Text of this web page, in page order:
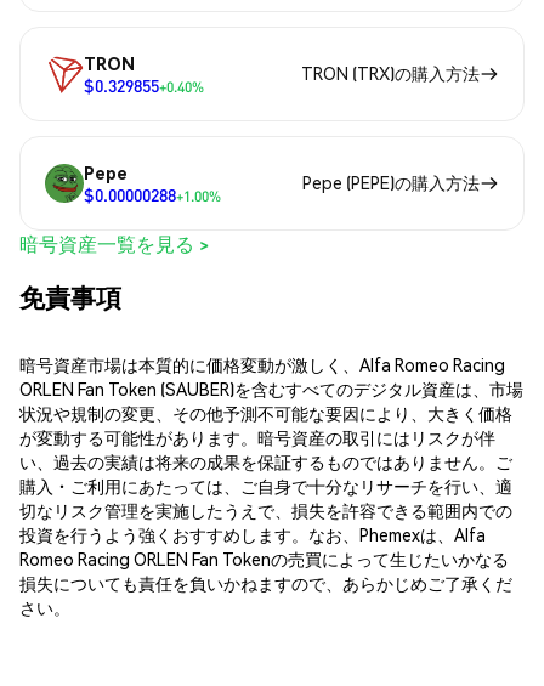
TRON
$0.329855+0.40%
TRON (TRX)の購入方法
Pepe
$0.00000288+1.00%
Pepe (PEPE)の購入方法
暗号資産一覧を見る >
免責事項
暗号資産市場は本質的に価格変動が激しく、Alfa Romeo Racing
ORLEN Fan Token (SAUBER)を含むすべてのデジタル資産は、市場
状況や規制の変更、その他予測不可能な要因により、大きく価格
が変動する可能性があります。暗号資産の取引にはリスクが伴
い、過去の実績は将来の成果を保証するものではありません。ご
購入・ご利用にあたっては、ご自身で十分なリサーチを行い、適
切なリスク管理を実施したうえで、損失を許容できる範囲内での
投資を行うよう強くおすすめします。なお、Phemexは、Alfa
Romeo Racing ORLEN Fan Tokenの売買によって生じたいかなる
損失についても責任を負いかねますので、あらかじめご了承くだ
さい。